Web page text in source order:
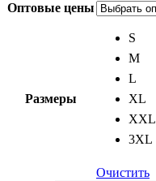
Оптовые цены
Размеры
S
M
L
XL
XXL
3XL
Очистить